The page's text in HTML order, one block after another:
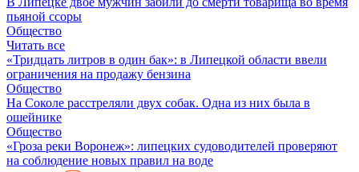
пьяной ссоры
Общество
Читать все
«Тридцать литров в один бак»: в Липецкой области ввели
ограничения на продажу бензина
Общество
На Соколе расстреляли двух собак. Одна из них была в
ошейнике
Общество
«Гроза реки Воронеж»: липецких судоводителей проверяют
на соблюдение новых правил на воде